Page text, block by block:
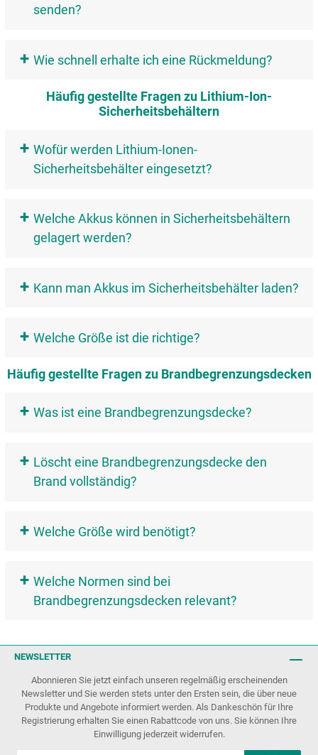
senden?
+ Wie schnell erhalte ich eine Rückmeldung?
Häufig gestellte Fragen zu Lithium-Ion-
Sicherheitsbehältern
+ Wofür werden Lithium-Ionen-
Sicherheitsbehälter eingesetzt?
+ Welche Akkus können in Sicherheitsbehältern
gelagert werden?
+ Kann man Akkus im Sicherheitsbehälter laden?
+ Welche Größe ist die richtige?
Häufig gestellte Fragen zu Brandbegrenzungsdecken
+ Was ist eine Brandbegrenzungsdecke?
+ Löscht eine Brandbegrenzungsdecke den
Brand vollständig?
+ Welche Größe wird benötigt?
+ Welche Normen sind bei
Brandbegrenzungsdecken relevant?
NEWSLETTER
Abonnieren Sie jetzt einfach unseren regelmäßig erscheinenden
Newsletter und Sie werden stets unter den Ersten sein, die über neue
Produkte und Angebote informiert werden. Als Dankeschön für Ihre
Registrierung erhalten Sie einen Rabattcode von uns. Sie können Ihre
Einwilligung jederzeit widerrufen.